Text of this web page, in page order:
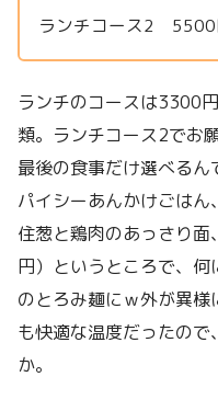
ランチコース2 5500
ランチのコースは3300
類。ランチコース2でお
最後の食事だけ選べる
パイシーあんかけごは
住葱と鶏肉のあっさり
円）というところで、
のとろみ麺にｗ外が異
も快適な温度だったの
か。